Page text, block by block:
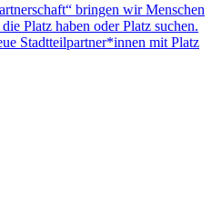
bringen wir Menschen
Platz haben oder Platz suchen.
Stadtteilpartner*innen mit Platz